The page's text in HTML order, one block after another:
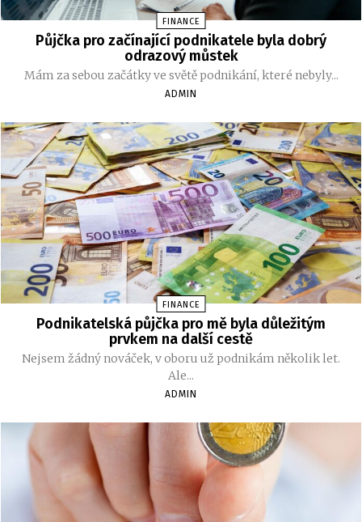
FINANCE
Půjčka pro začínající podnikatele byla dobrý
odrazový můstek
Mám za sebou začátky ve světě podnikání, které nebyly...
ADMIN
FINANCE
Podnikatelská půjčka pro mě byla důležitým
prvkem na další cestě
Nejsem žádný nováček, v oboru už podnikám několik let.
Ale...
ADMIN